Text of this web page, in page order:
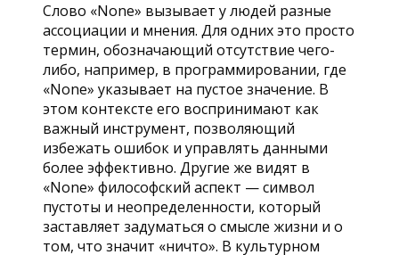
Слово «None» вызывает у людей разные
ассоциации и мнения. Для одних это просто
термин, обозначающий отсутствие чего-
либо, например, в программировании, где
«None» указывает на пустое значение. В
этом контексте его воспринимают как
важный инструмент, позволяющий
избежать ошибок и управлять данными
более эффективно. Другие же видят в
«None» философский аспект — символ
пустоты и неопределенности, который
заставляет задуматься о смысле жизни и о
том, что значит «ничто». В культурном